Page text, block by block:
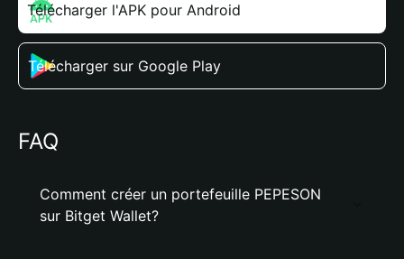
Télécharger l'APK pour Android
Télécharger sur Google Play
FAQ
Comment créer un portefeuille PEPESON
sur Bitget Wallet?